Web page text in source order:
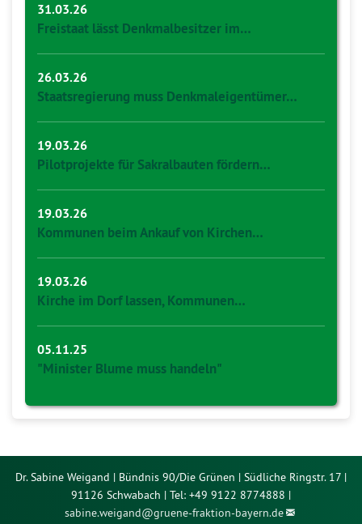
31.03.26
Freistaat lässt Denkmalbesitzer im…
26.03.26
Staatsregierung muss Denkmaleigentümer…
19.03.26
Pilotprojekte für Sakralbauten fördern…
19.03.26
Kommunen beim Ankauf von Kirchen…
19.03.26
Kirche im Dorf lassen, Kommunen…
05.11.25
"Minister Blume muss handeln"
Dr. Sabine Weigand | Bündnis 90/Die Grünen | Südliche Ringstr. 17 |
91126 Schwabach | Tel: +49 9122 8774888 |
sabine.weigand@gruene-fraktion-bayern.de